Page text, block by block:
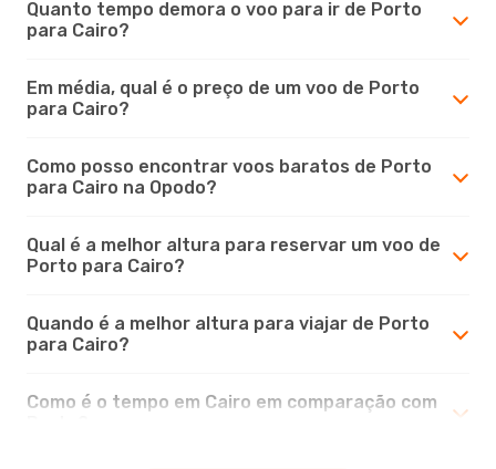
Quanto tempo demora o voo para ir de Porto
para Cairo?
Em média, qual é o preço de um voo de Porto
para Cairo?
Como posso encontrar voos baratos de Porto
para Cairo na Opodo?
Qual é a melhor altura para reservar um voo de
Porto para Cairo?
Quando é a melhor altura para viajar de Porto
para Cairo?
Como é o tempo em Cairo em comparação com